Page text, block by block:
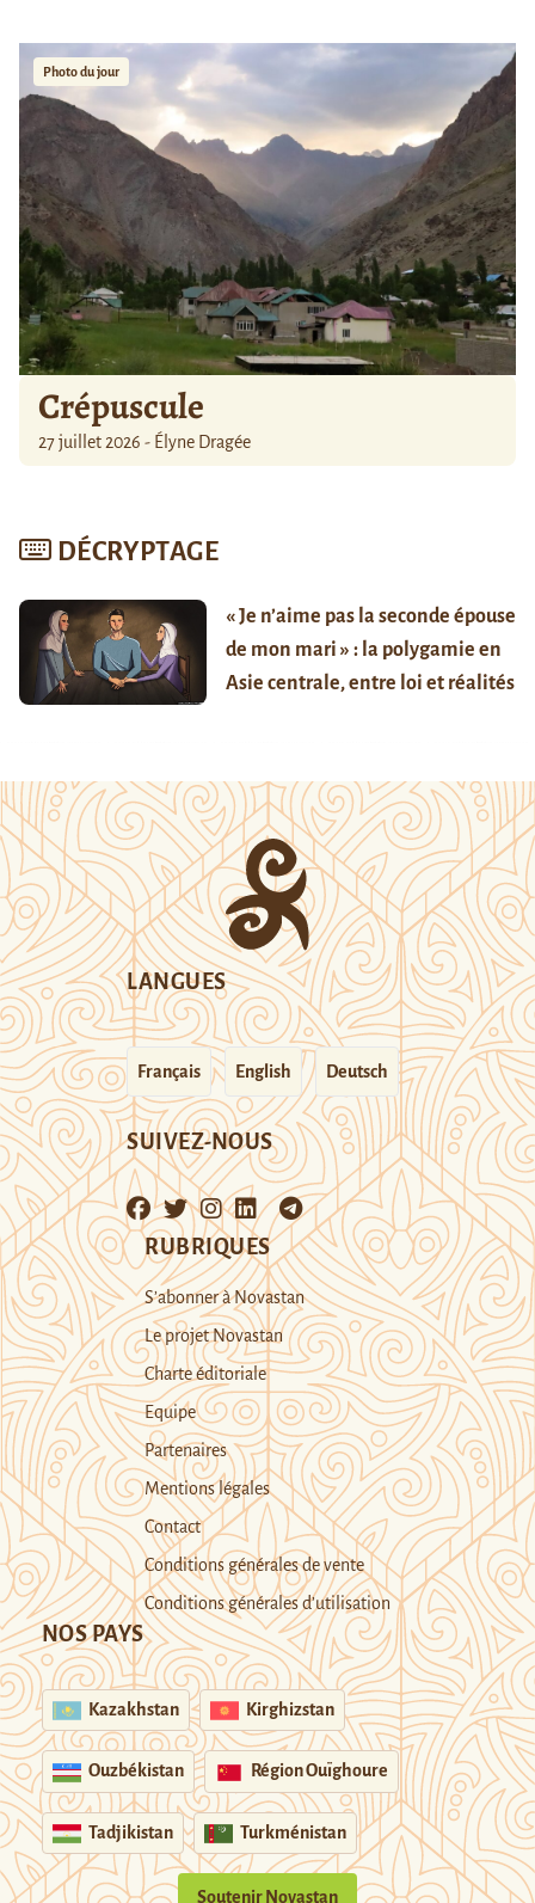
Photo du jour
Crépuscule
27 juillet 2026 - Élyne Dragée
DÉCRYPTAGE
« Je n’aime pas la seconde épouse
de mon mari » : la polygamie en
Asie centrale, entre loi et réalités
LANGUES
Français English Deutsch
SUIVEZ-NOUS
RUBRIQUES
S’abonner à Novastan
Le projet Novastan
Charte éditoriale
Equipe
Partenaires
Mentions légales
Contact
Conditions générales de vente
Conditions générales d’utilisation
NOS PAYS
Kazakhstan Kirghizstan
Ouzbékistan Région Ouïghoure
Tadjikistan Turkménistan
Soutenir Novastan